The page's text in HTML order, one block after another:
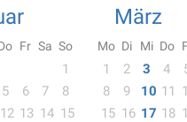
Fr Sa So
1
5 6 7
8
12 13 14 15
März
Mo Di Mi Do
1 2 3 4
8
9 10 11
15 16 17 18